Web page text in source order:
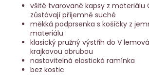
všité tvarované kapsy z materiálu
zůstávají příjemně suché
měkká podprsenka s košíčky z
materiálu
klasický pružný výstřih do V
krajkovou obrubou
nastavitelná elastická ramínka
bez kostic